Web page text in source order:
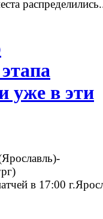
уже в эти
в 17:00